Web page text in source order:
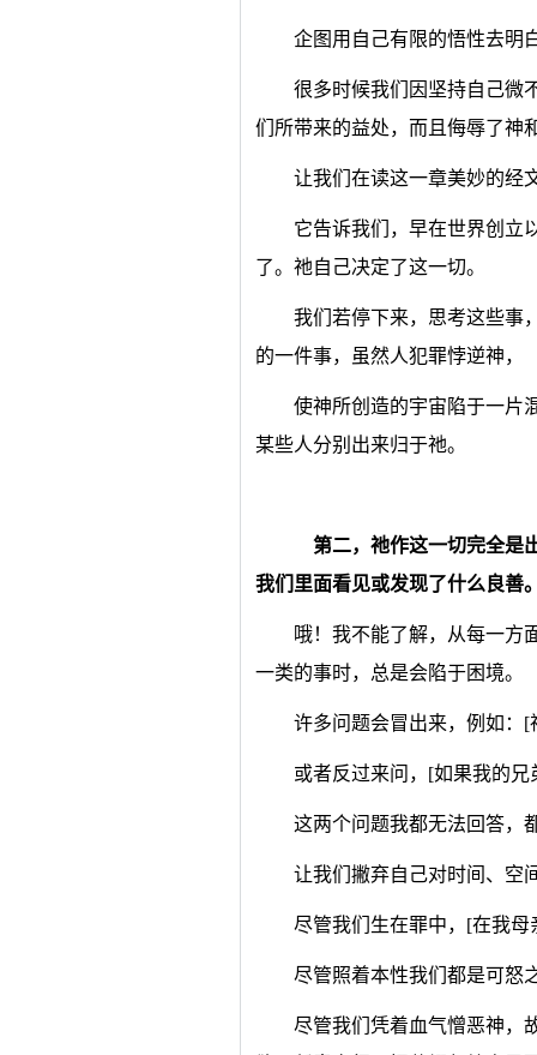
企图用自己有限的悟性去明
很多时候我们因坚持自己微
们所带来的益处，而且侮辱了神
让我们在读这一章美妙的经
它告诉我们，早在世界创立
了。祂自己决定了这一切。
我们若停下来，思考这些事
的一件事，虽然人犯罪悖逆神，
使神所创造的宇宙陷于一片
某些人分别出来归于祂。
第二，祂作这一切完全是
我们里面看见或发现了什么良善
哦！我不能了解，从每一方
一类的事时，总是会陷于困境。
许多问题会冒出来，例如：
或者反过来问，[如果我的
这两个问题我都无法回答，
让我们撇弃自己对时间、空
尽管我们生在罪中，[在我
尽管照着本性我们都是可怒
尽管我们凭着血气憎恶神，